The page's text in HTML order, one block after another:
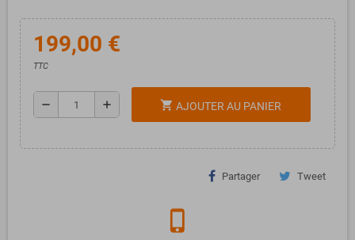
199,00 €
TTC
remove add shopping_cart AJOUTER AU PANIER
Partager Tweet
phone_iphone